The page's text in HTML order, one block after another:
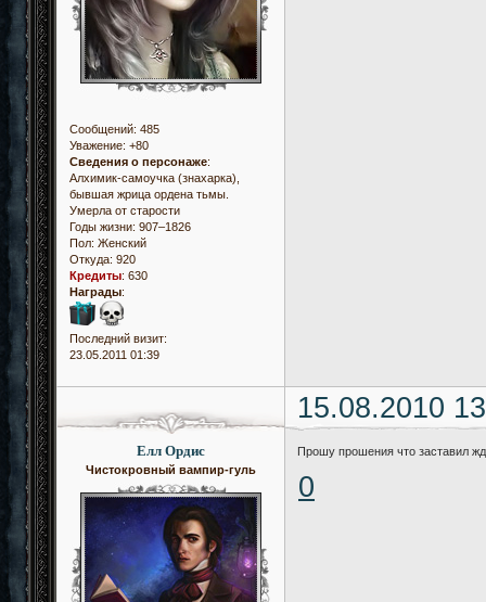
Сообщений: 485
Уважение: +80
Сведения о персонаже:
Алхимик-самоучка (знахарка),
бывшая жрица ордена тьмы.
Умерла от старости
Годы жизни: 907–1826
Пол: Женский
Откуда: 920
Кредиты: 630
Награды:
Последний визит:
23.05.2011 01:39
15.08.2010
Елл Ордис
Чистокровный вампир-гуль
Прошу прошения что заставил
0